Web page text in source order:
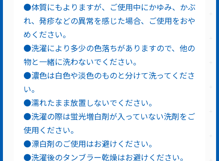
●体質にもよりますが、ご使用中にかゆみ、かぶ
れ、発疹などの異常を感じた場合、ご使用をおや
めください。
●洗濯により多少の色落ちがありますので、他の
物と一緒に洗わないでください。
●濃色は白色や淡色のものと分けて洗ってくださ
い。
●濡れたまま放置しないでください。
●洗濯の際は蛍光増白剤が入っていない洗剤をご
使用ください。
●漂白剤のご使用はお避けください。
●洗濯後のタンブラー乾燥はお避けください。